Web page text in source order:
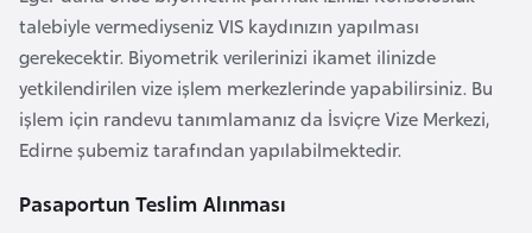
talebiyle vermediyseniz VIS kaydınızın yapılması
gerekecektir. Biyometrik verilerinizi ikamet ilinizde
yetkilendirilen vize işlem merkezlerinde yapabilirsiniz. Bu
işlem için randevu tanımlamanız da İsviçre Vize Merkezi,
Edirne şubemiz tarafından yapılabilmektedir.
Pasaportun Teslim Alınması
k
B
u
l
a